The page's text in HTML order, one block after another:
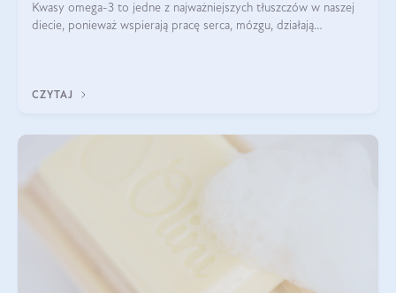
Kwasy omega-3 to jedne z najważniejszych tłuszczów w naszej
diecie, ponieważ wspierają pracę serca, mózgu, działają
CZYTAJ